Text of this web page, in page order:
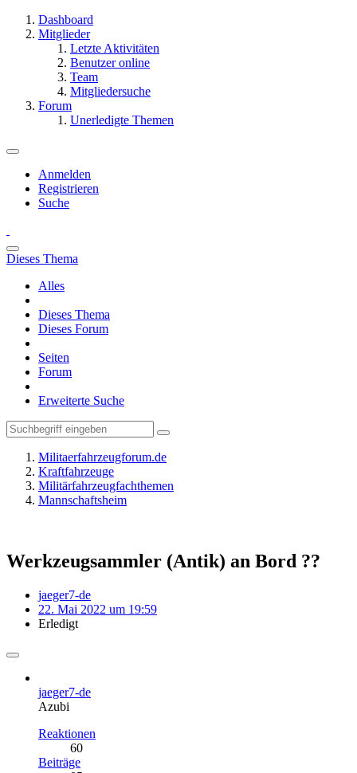
Dashboard
Mitglieder
Letzte Aktivitäten
Benutzer online
Team
Mitgliedersuche
Forum
Unerledigte Themen
Anmelden
Registrieren
Suche
Dieses Thema
Alles
Dieses Thema
Dieses Forum
Seiten
Forum
Erweiterte Suche
Militaerfahrzeugforum.de
Kraftfahrzeuge
Militärfahrzeugfachthemen
Mannschaftsheim
Werkzeugsammler (Antik) an Bord ??
jaeger7-de
22. Mai 2022 um 19:59
Erledigt
jaeger7-de
Azubi
Reaktionen
60
Beiträge